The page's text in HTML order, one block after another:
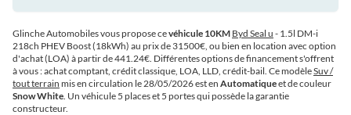
Glinche Automobiles vous propose cevéhicule 10KM Byd Seal u - 1.5l DM-i
218ch PHEV Boost (18kWh) au prix de 31500€, ou bien en location avec option
d'achat (LOA) à partir de 441.24€. Différentes options de financement s'offrent
à vous : achat comptant, crédit classique, LOA, LLD, crédit-bail. Ce modèleSuv /
tout terrain mis en circulation le 28/05/2026 est en Automatiqueet de couleur
Snow White. Un véhicule 5 places et 5 portes qui possède la garantie
constructeur.